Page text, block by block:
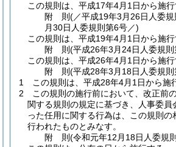
この規則は、平成17年4月1日から施行
附 則(／平成19年3月26日人委
月30日 人委規則第6号／)
この規則は、平成19年4月1日から施行
附 則(平成26年3月24日 人委規
この規則は、平成26年4月1日から施行
附 則(平成28年3月18日 人委規
1
この規則は、平成28年4月1日から施
2
この規則の施行前において、改正前
関する規則の規定に基づき、人事委員
った任用に関する行為は、この規則の
行われたものとみなす。
附 則(令和元年12月18日 人委規